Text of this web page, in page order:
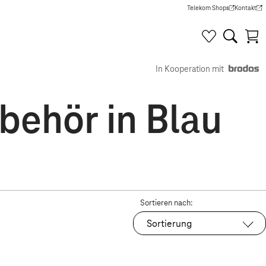
Telekom Shops
(Wird in einem neuen Tab
Kontakt
(Wird in
In Kooperation mit
in Blau
Sortieren nach:
Sortierung